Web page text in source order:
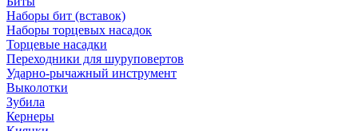
Наборы бит (вставок)
Наборы торцевых насадок
Торцевые насадки
Переходники для шуруповертов
Ударно-рычажный инструмент
Выколотки
Зубила
Кернеры